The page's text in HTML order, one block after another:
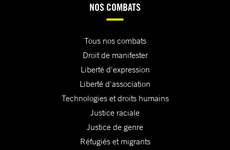
NOS COMBATS
Tous nos combats
Droit de manifester
Liberté d'expression
Liberté d'association
Technologies et droits humains
Justice raciale
Justice de genre
Réfugiés et migrants